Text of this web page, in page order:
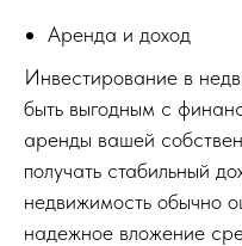
Аренда и доход
Инвестирование в
быть выгодным с
аренды вашей
получать стабильный
недвижимость обычно
надежное вложение